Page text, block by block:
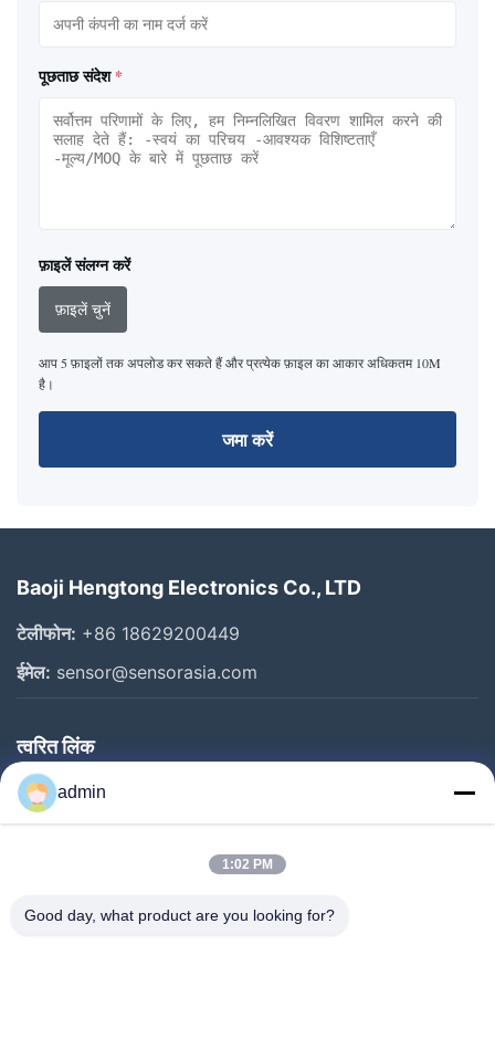
पूछताछ संदेश *
फ़ाइलें संलग्न करें
फ़ाइलें चुनें
आप 5 फ़ाइलों तक अपलोड कर सकते हैं और प्रत्येक फ़ाइल का आकार अधिकतम 10M
है।
जमा करें
Baoji Hengtong Electronics Co., LTD
टेलीफोन: +86 18629200449
ईमेल: sensor@sensorasia.com
त्वरित लिंक
घर
उत्पादों
हमारे बारे में
admin
1:02 PM
Good day, what product are you looking for?